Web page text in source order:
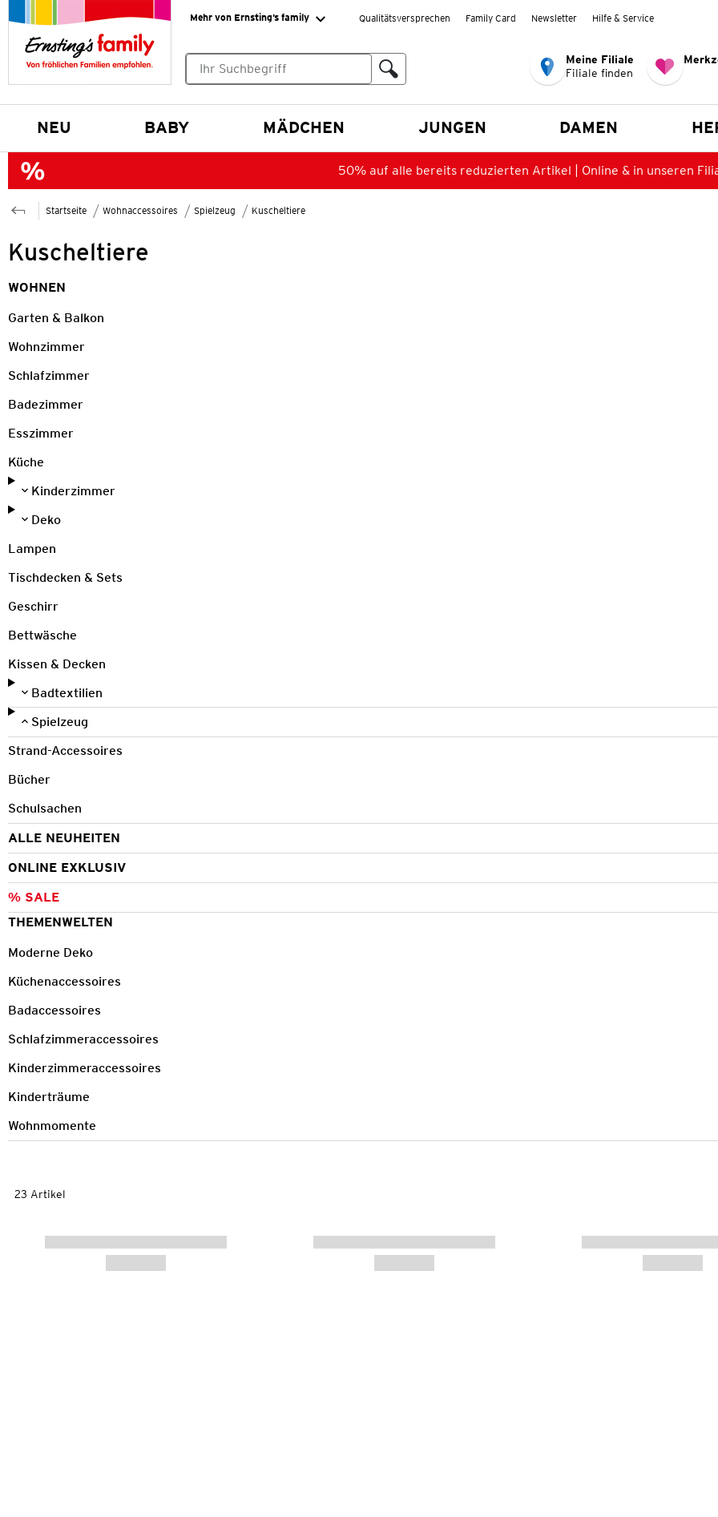
Mehr von Ernsting’s family Qualitätsversprechen Family Card Newsletter Hilfe & Service
Meine Filiale
Filiale finden
NEU BABY MÄDCHEN JUNGEN DAMEN
50% auf alle bereits reduzierten Artikel | Online & in unseren
Startseite Wohnaccessoires Spielzeug Kuscheltiere
Kuscheltiere
WOHNEN
Garten & Balkon
Wohnzimmer
Schlafzimmer
Badezimmer
Esszimmer
Küche
Kinderzimmer
Deko
Lampen
Tischdecken & Sets
Geschirr
Bettwäsche
Kissen & Decken
Badtextilien
Spielzeug
Strand-Accessoires
Bücher
Schulsachen
ALLE NEUHEITEN
ONLINE EXKLUSIV
% SALE
THEMENWELTEN
Moderne Deko
Küchenaccessoires
Badaccessoires
Schlafzimmeraccessoires
Kinderzimmeraccessoires
Kinderträume
Wohnmomente
23 Artikel